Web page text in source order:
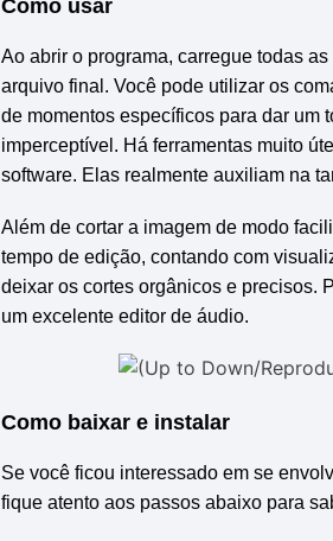
Como usar
Ao abrir o programa, carregue todas
arquivo final. Você pode utilizar os
de momentos específicos para dar um
imperceptível. Há ferramentas muito
software. Elas realmente auxiliam na
Além de cortar a imagem de modo
tempo de edição, contando com
deixar os cortes orgânicos e precisos.
um excelente editor de áudio.
Como baixar e instalar
Se você ficou interessado em se
fique atento aos passos abaixo para